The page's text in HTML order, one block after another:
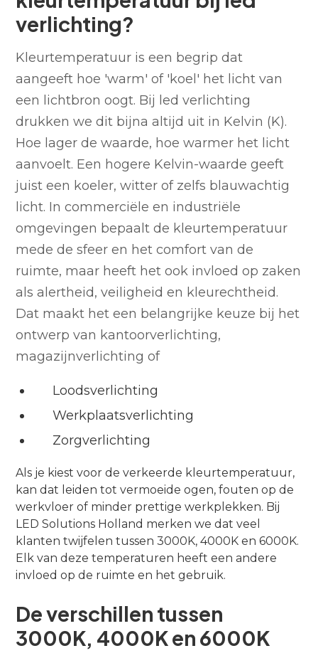
verlichting?
Kleurtemperatuur is een begrip dat
aangeeft hoe 'warm' of 'koel' het licht van
een lichtbron oogt. Bij led verlichting
drukken we dit bijna altijd uit in Kelvin (K).
Hoe lager de waarde, hoe warmer het licht
aanvoelt. Een hogere Kelvin-waarde geeft
juist een koeler, witter of zelfs blauwachtig
licht. In commerciële en industriële
omgevingen bepaalt de kleurtemperatuur
mede de sfeer en het comfort van de
ruimte, maar heeft het ook invloed op zaken
als alertheid, veiligheid en kleurechtheid.
Dat maakt het een belangrijke keuze bij het
ontwerp van kantoorverlichting,
magazijnverlichting of
Loodsverlichting
Werkplaatsverlichting
Zorgverlichting
Als je kiest voor de verkeerde kleurtemperatuur,
kan dat leiden tot vermoeide ogen, fouten op de
werkvloer of minder prettige werkplekken. Bij
LED Solutions Holland merken we dat veel
klanten twijfelen tussen 3000K, 4000K en 6000K.
Elk van deze temperaturen heeft een andere
invloed op de ruimte en het gebruik.
De verschillen tussen
3000K, 4000K en 6000K